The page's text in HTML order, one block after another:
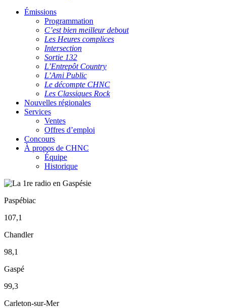
Émissions
Programmation
C’est bien meilleur debout
Les Heures complices
Intersection
Sortie 132
L’Entrepôt Country
L’Ami Public
Le décompte CHNC
Les Classiques Rock
Nouvelles régionales
Services
Ventes
Offres d’emploi
Concours
À propos de CHNC
Équipe
Historique
Paspébiac
107,1
Chandler
98,1
Gaspé
99,3
Carleton-sur-Mer